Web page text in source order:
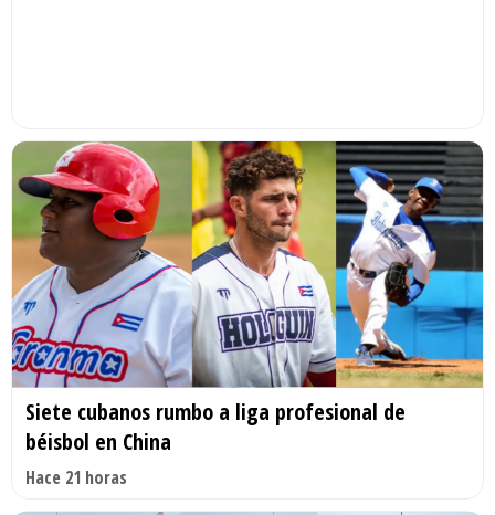
Siete cubanos rumbo a liga profesional de
béisbol en China
Hace 21 horas